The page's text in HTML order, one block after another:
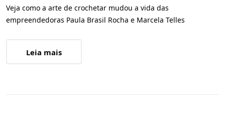
Veja como a arte de crochetar mudou a vida das
empreendedoras Paula Brasil Rocha e Marcela Telles
Leia mais